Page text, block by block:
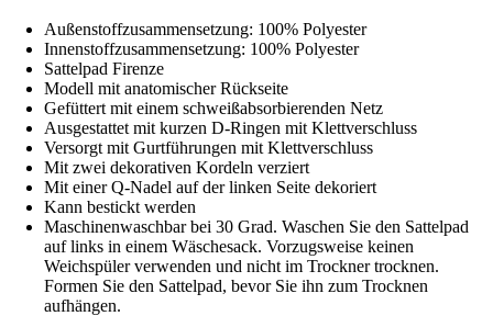
Außenstoffzusammensetzung: 100% Polyester
Innenstoffzusammensetzung: 100% Polyester
Sattelpad Firenze
Modell mit anatomischer Rückseite
Gefüttert mit einem schweißabsorbierenden Netz
Ausgestattet mit kurzen D-Ringen mit Klettverschluss
Versorgt mit Gurtführungen mit Klettverschluss
Mit zwei dekorativen Kordeln verziert
Mit einer Q-Nadel auf der linken Seite dekoriert
Kann bestickt werden
Maschinenwaschbar bei 30 Grad. Waschen Sie den Sattelpad
auf links in einem Wäschesack. Vorzugsweise keinen
Weichspüler verwenden und nicht im Trockner trocknen.
Formen Sie den Sattelpad, bevor Sie ihn zum Trocknen
aufhängen.